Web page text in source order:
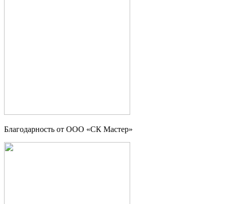
Благодарность от ООО «СК Мастер»